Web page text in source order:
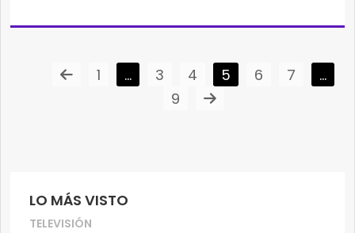
LO MÁS VISTO
TELEVISIÓN
1 … 3 4 5 6 7
…
9